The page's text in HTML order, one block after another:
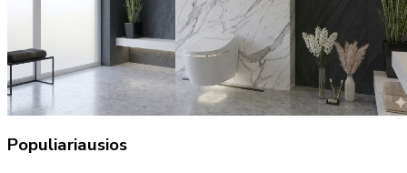
Populiariausios